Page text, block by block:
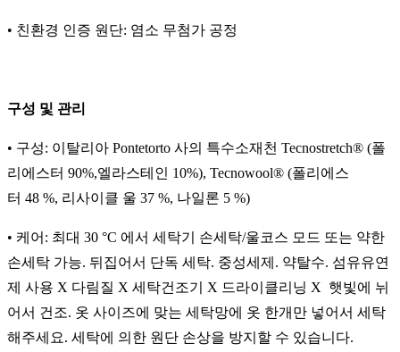
• 친환경 인증 원단: 염소 무첨가 공정
구성 및 관리
• 구성: 이탈리아 Pontetorto 사의 특수소재천 Tecnostretch® (폴
리에스터 90%,엘라스테인 10%), Tecnowool® (폴리에스
터 48 %, 리사이클 울 37 %, 나일론 5 %)
• 케어: 최대 30 °C 에서 세탁기 손세탁/울코스 모드 또는 약한
손세탁 가능. 뒤집어서 단독 세탁. 중성세제. 약탈수. 섬유유연
제 사용 X 다림질 X 세탁건조기 X 드라이클리닝 X 햇빛에 뉘
어서 건조. 옷 사이즈에 맞는 세탁망에 옷 한개만 넣어서 세탁
해주세요. 세탁에 의한 원단 손상을 방지할 수 있습니다.